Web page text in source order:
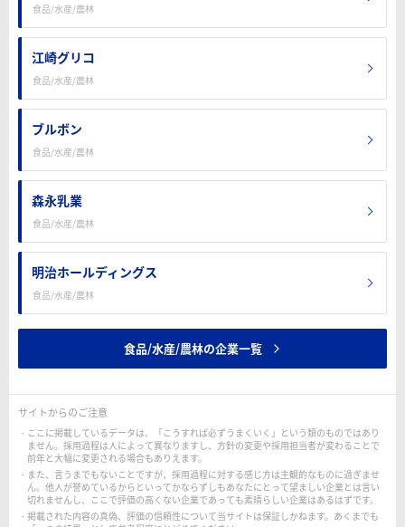
食品/水産/農林
江崎グリコ
食品/水産/農林
ブルボン
食品/水産/農林
森永乳業
食品/水産/農林
明治ホールディングス
食品/水産/農林
食品/水産/農林の企業一覧
サイトからのご注意
ここに掲載しているデータは、「こうすれば必ずうまくいく」という類のものではあり
ません。採用過程は人によって異なりますし、方針の変更や採用担当者が変わることで
前年と大幅に変更される場合もありえます。
また、言うまでもないことですが、採用過程に対する感じ方は主観的なものに過ぎませ
ん。他人が誉めているからといってかならずしもあなたにとって望ましい企業とは言い
切れませんし、ここで評価の高くない企業であっても素晴らしい企業はあるはずです。
掲載された内容の真偽、評価の信頼性について当サイトは保証しかねます。あくまでも